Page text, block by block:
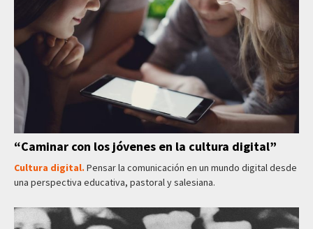
“Caminar con los jóvenes en la cultura digital”
Cultura digital. Pensar la comunicación en un mundo digital desde
una perspectiva educativa, pastoral y salesiana.